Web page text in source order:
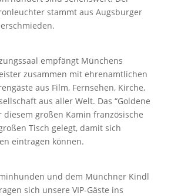
stammt aus Augsburger
empfängt Münchens
zusammen mit ehrenamtlichen
aus Film, Fernsehen, Kirche,
aus aller Welt. Das “Goldene
diesem großen Kamin französische
Tisch gelegt, damit sich
eintragen können.
und dem Münchner Kindl
sich unsere VIP-Gäste ins